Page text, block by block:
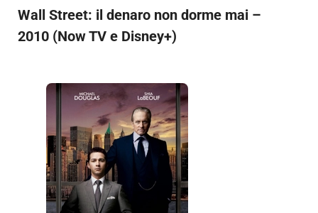
Wall Street: il denaro non dorme mai –
2010 (Now TV e Disney+)